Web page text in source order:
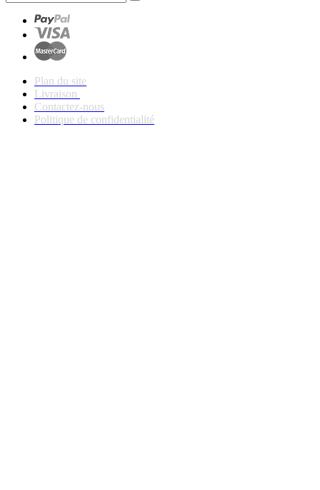
Plan du site
Livraison
Contactez-nous
Politique de confidentialité